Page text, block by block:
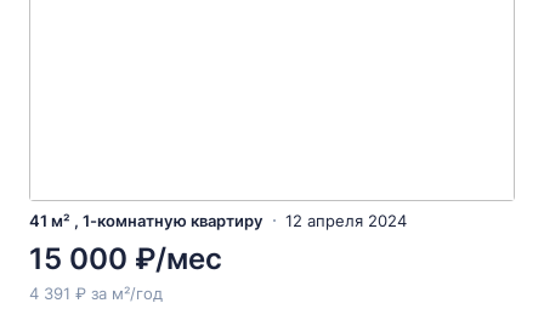
41 м² , 1-комнатную квартиру 12 апреля 2024
15 000 ₽/мес
4 391 ₽ за м²/год